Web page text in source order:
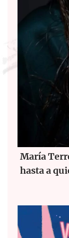
María
hasta a